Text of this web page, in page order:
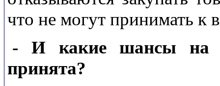
что не могут принимать
- И какие шансы на
принята?